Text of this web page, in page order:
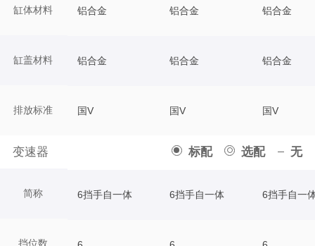
缸体材料
缸盖材料
排放标准
变速器 标配 选配 无
简称
挡位数
铝合金 铝合金 铝合金
铝合金 铝合金 铝合金
国V 国V 国V
6挡手自一体 6挡手自一体 6挡手自一